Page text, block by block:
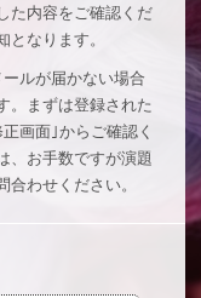
た内容をご確認くだ
なります。
ルが届かない場合
。まずは登録された
画面｣からご確認く
、お手数ですが演題
わせください。